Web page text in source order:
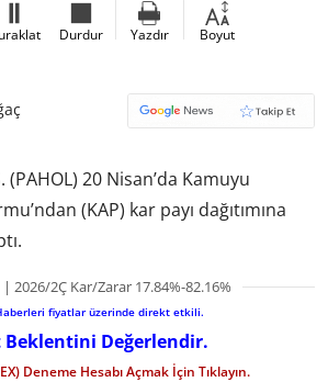
Durdur Yazdır Boyut
(PAHOL) 20 Nisan’da Kamuyu
(KAP) kar payı dağıtımına
2026/2Ç Kar/Zarar 17.84%-82.16%
fiyatlar üzerinde direkt etkili.
Beklentini Değerlendir.
Deneme Hesabı Açmak İçin Tıklayın.